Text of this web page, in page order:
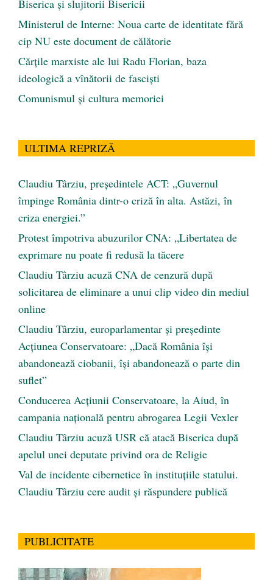
Biserica și slujitorii Bisericii
Ministerul de Interne: Noua carte de identitate fără
cip NU este document de călătorie
Cărţile marxiste ale lui Radu Florian, baza
ideologică a vînătorii de fascişti
Comunismul şi cultura memoriei
ULTIMA REPRIZĂ
Claudiu Târziu, președintele ACT: „Guvernul
împinge România dintr-o criză în alta. Astăzi, în
criza energiei.”
Protest împotriva abuzurilor CNA: „Libertatea de
exprimare nu poate fi redusă la tăcere
Claudiu Târziu acuză CNA de cenzură după
solicitarea de eliminare a unui clip video din mediul
online
Claudiu Târziu, europarlamentar și președinte
Acțiunea Conservatoare: „Dacă România își
abandonează ciobanii, își abandonează o parte din
suflet”
Conducerea Acțiunii Conservatoare, la Aiud, în
campania națională pentru abrogarea Legii Vexler
Claudiu Târziu acuză USR că atacă Biserica după
apelul unei deputate privind ora de Religie
Val de incidente cibernetice în instituțiile statului.
Claudiu Târziu cere audit și răspundere publică
PUBLICITATE